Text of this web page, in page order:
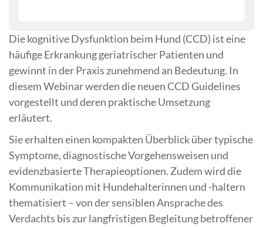
Die kognitive Dysfunktion beim Hund (CCD) ist eine
häufige Erkrankung geriatrischer Patienten und
gewinnt in der Praxis zunehmend an Bedeutung. In
diesem Webinar werden die neuen CCD Guidelines
vorgestellt und deren praktische Umsetzung
erläutert.
Sie erhalten einen kompakten Überblick über typische
Symptome, diagnostische Vorgehensweisen und
evidenzbasierte Therapieoptionen. Zudem wird die
Kommunikation mit Hundehalterinnen und -haltern
thematisiert – von der sensiblen Ansprache des
Verdachts bis zur langfristigen Begleitung betroffener